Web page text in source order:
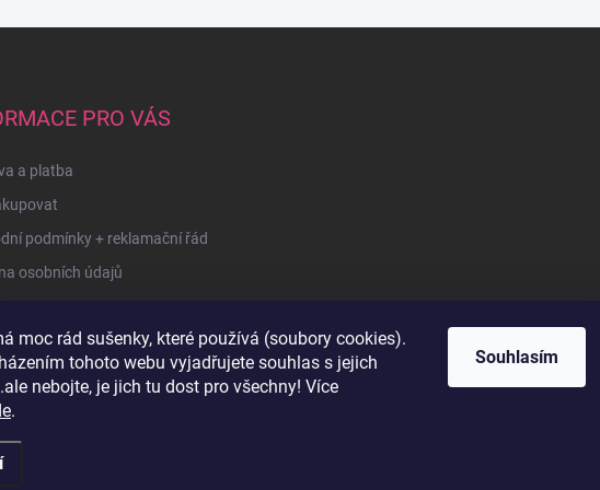
moc rád sušenky, které používá (soubory cookies).
tohoto webu vyjadřujete souhlas s jejich
nebojte, je jich tu dost pro všechny! Více
.
Souhlasím
PRO VÁS
a platba
podmínky + reklamační řád
osobních údajů